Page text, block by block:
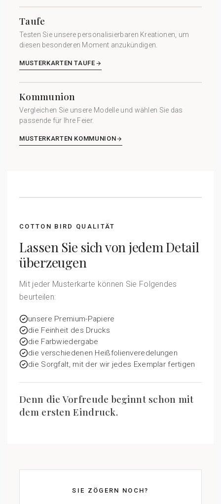
Taufe
Testen Sie unsere personalisierbaren Kreationen, um
diesen besonderen Moment anzukündigen.
MUSTERKARTEN TAUFE
Kommunion
Vergleichen Sie unsere Modelle und wählen Sie das
passende für Ihre Feier.
MUSTERKARTEN KOMMUNION
COTTON BIRD QUALITÄT
Lassen Sie sich von jedem Detail
überzeugen
Mit jeder Musterkarte können Sie Folgendes
beurteilen:
unsere Premium-Papiere
die Feinheit des Drucks
die Farbwiedergabe
die verschiedenen Heißfolienveredelungen
die Sorgfalt, mit der wir jedes Exemplar fertigen
Denn die Vorfreude beginnt schon mit
dem ersten Eindruck.
SIE ZÖGERN NOCH?